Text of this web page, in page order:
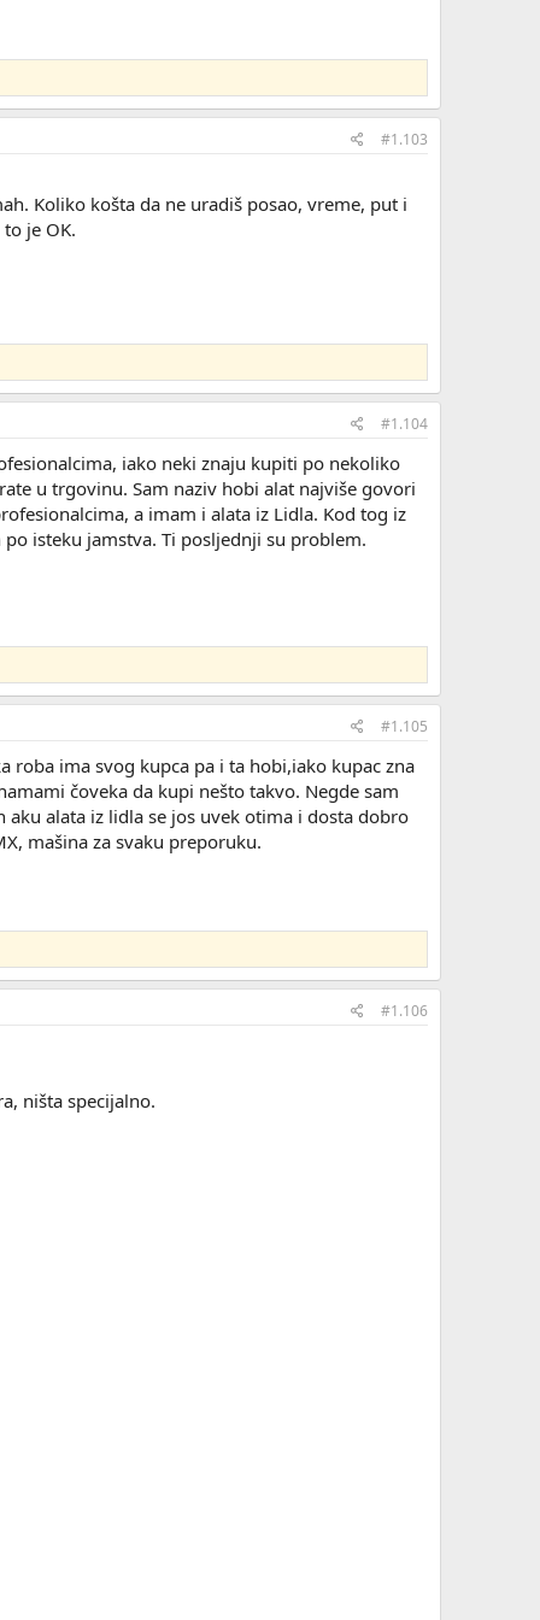
#1.103
Koliko košta da ne uradiš posao, vreme, put i
je OK.
#1.104
iako neki znaju kupiti po nekoliko
u trgovinu. Sam naziv hobi alat najviše govori
a imam i alata iz Lidla. Kod tog iz
isteku jamstva. Ti posljednji su problem.
#1.105
roba ima svog kupca pa i ta hobi,iako kupac zna
čoveka da kupi nešto takvo. Negde sam
alata iz lidla se jos uvek otima i dosta dobro
mašina za svaku preporuku.
#1.106
ništa specijalno.